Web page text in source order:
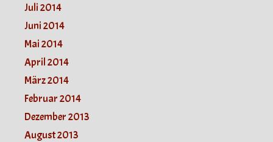
Juli 2014
Juni 2014
Mai 2014
April 2014
März 2014
Februar 2014
Dezember 2013
August 2013